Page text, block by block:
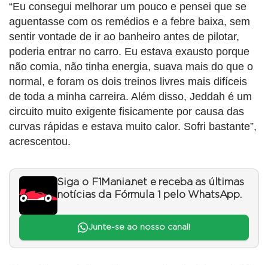
“Eu consegui melhorar um pouco e pensei que se
aguentasse com os remédios e a febre baixa, sem
sentir vontade de ir ao banheiro antes de pilotar,
poderia entrar no carro. Eu estava exausto porque
não comia, não tinha energia, suava mais do que o
normal, e foram os dois treinos livres mais difíceis
de toda a minha carreira. Além disso, Jeddah é um
circuito muito exigente fisicamente por causa das
curvas rápidas e estava muito calor. Sofri bastante”,
acrescentou.
Siga o F1Mania.net e receba as últimas
notícias da Fórmula 1 pelo WhatsApp.
Junte-se ao nosso canal!